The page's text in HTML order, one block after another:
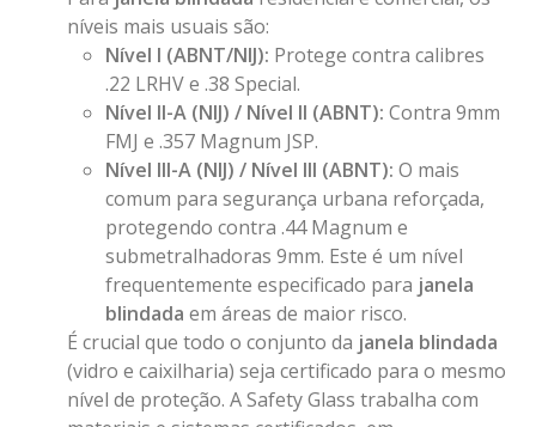
níveis mais usuais são:
Nível I (ABNT/NIJ): Protege contra calibres
.22 LRHV e .38 Special.
Nível II-A (NIJ) / Nível II (ABNT): Contra 9mm
FMJ e .357 Magnum JSP.
Nível III-A (NIJ) / Nível III (ABNT): O mais
comum para segurança urbana reforçada,
protegendo contra .44 Magnum e
submetralhadoras 9mm. Este é um nível
frequentemente especificado para janela
blindada em áreas de maior risco.
É crucial que todo o conjunto da janela blindada
(vidro e caixilharia) seja certificado para o mesmo
nível de proteção. A Safety Glass trabalha com